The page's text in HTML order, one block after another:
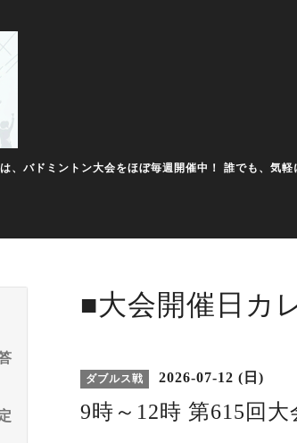
、バドミントン大会をほぼ毎週開催中！ 誰でも、気
■大会開催日カ
ダブルス戦 2026-07-12 (日)
9時～12時 第615回